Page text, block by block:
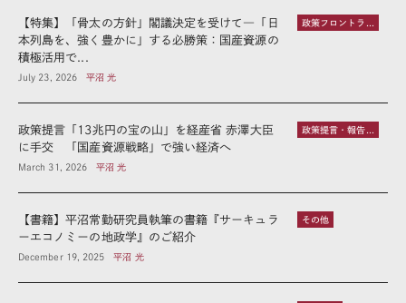
政策フロントライン
【特集】「骨太の方針」閣議決定を受けて―「日
本列島を、強く豊かに」する必勝策：国産資源の
積極活用で...
July 23, 2026 平沼 光
政策提言・報告書
政策提言「13兆円の宝の山」を経産省 赤澤大臣
に手交 「国産資源戦略」で強い経済へ
March 31, 2026 平沼 光
その他
【書籍】平沼常勤研究員執筆の書籍『サーキュラ
ーエコノミーの地政学』のご紹介
December 19, 2025 平沼 光